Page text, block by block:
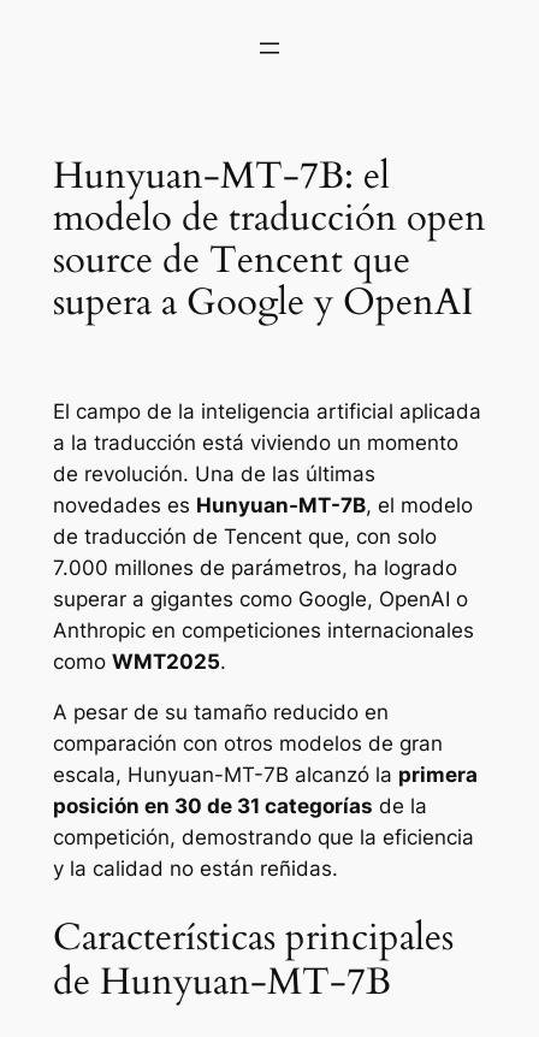
Hunyuan-MT-7B: el
modelo de traducción open
source de Tencent que
supera a Google y OpenAI
El campo de la inteligencia artificial aplicada
a la traducción está viviendo un momento
de revolución. Una de las últimas
novedades es Hunyuan-MT-7B, el modelo
de traducción de Tencent que, con solo
7.000 millones de parámetros, ha logrado
superar a gigantes como Google, OpenAI o
Anthropic en competiciones internacionales
como WMT2025.
A pesar de su tamaño reducido en
comparación con otros modelos de gran
escala, Hunyuan-MT-7B alcanzó la primera
posición en 30 de 31 categorías de la
competición, demostrando que la eficiencia
y la calidad no están reñidas.
Características principales
de Hunyuan-MT-7B